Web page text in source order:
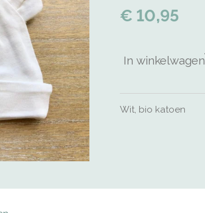
€ 10,95
In winkelwagen
Wit, bio katoen